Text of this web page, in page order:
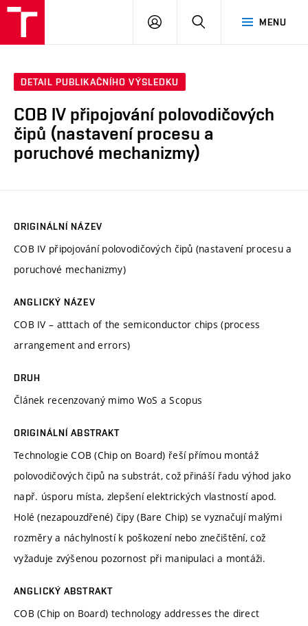
MENU
PŘIHLÁSIT
DETAIL PUBLIKAČNÍHO VÝSLEDKU
COB IV připojování polovodičových
čipů (nastavení procesu a
poruchové mechanizmy)
ORIGINÁLNÍ NÁZEV
COB IV připojování polovodičových čipů (nastavení procesu a
poruchové mechanizmy)
ANGLICKÝ NÁZEV
COB IV – atttach of the semiconductor chips (process
arrangement and errors)
DRUH
Článek recenzovaný mimo WoS a Scopus
ORIGINÁLNÍ ABSTRAKT
Technologie COB (Chip on Board) řeší přímou montáž
polovodičových čipů na substrát, což přináší řadu výhod jako
např. úsporu místa, zlepšení elektrických vlastností apod.
Holé (nezapouzdřené) čipy (Bare Chip) se vyznačují malými
rozměry a náchylností k poškození nebo znečištění, což
vyžaduje zvýšenou pozornost při manipulaci a montáži.
ANGLICKÝ ABSTRAKT
COB (Chip on Board) technology addresses the direct